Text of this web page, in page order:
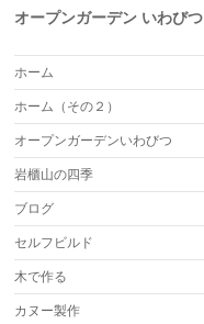
オープンガーデン いわびつ
ホーム
ホーム（その２）
オープンガーデンいわびつ
岩櫃山の四季
ブログ
セルフビルド
木で作る
カヌー製作